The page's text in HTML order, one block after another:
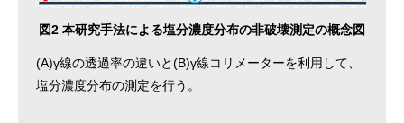
図2 本研究手法による塩分濃度分布の非破壊測定の概念図
(A)γ線の透過率の違いと(B)γ線コリメーターを利用して、
塩分濃度分布の測定を行う。